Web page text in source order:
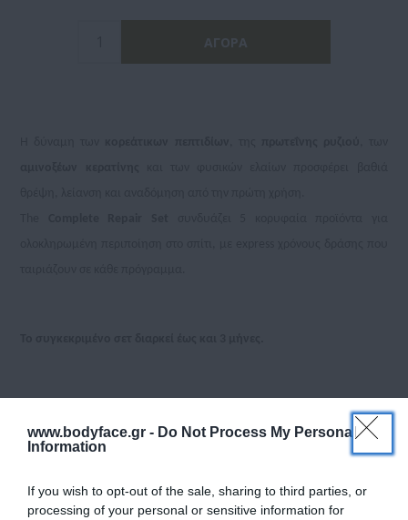
www.bodyface.gr - Do Not Process My Personal
Information
If you wish to opt-out of the sale, sharing to third parties, or
processing of your personal or sensitive information for
Είναι ιδανικό για την συντήρηση/ προστασία της θεραπείας κερατίνης,
καθώς δεν περιέχει θειικά άλατα.
Το σετ περιλαμβάνει: